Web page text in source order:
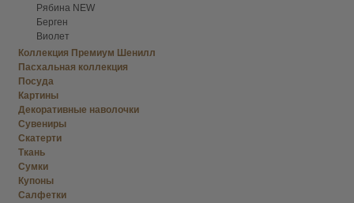
Рябина NEW
Берген
Виолет
Коллекция Премиум Шенилл
Пасхальная коллекция
Посуда
Картины
Декоративные наволочки
Сувениры
Скатерти
Ткань
Сумки
Купоны
Салфетки